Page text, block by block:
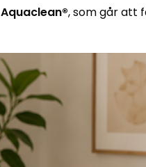
Aquaclean®, som går att